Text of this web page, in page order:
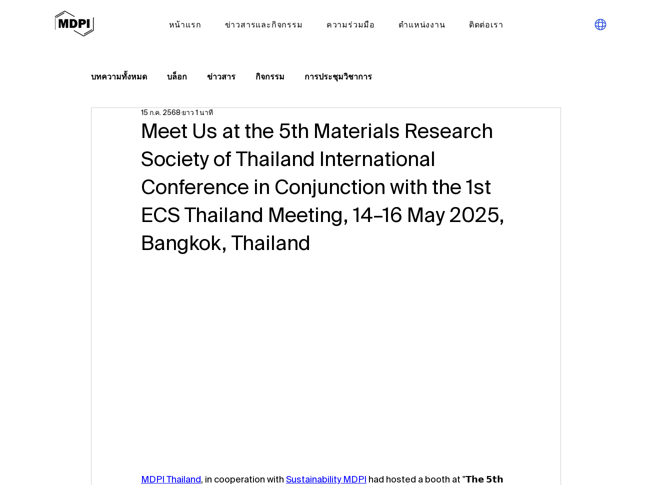
หน้าแรก ข่าวสารและกิจกรรม ความร่วมมือ ตำแหน่งงาน ติดต่อเรา
บทความทั้งหมด บล็อก ข่าวสาร กิจกรรม การประชุมวิชาการ
Meet Us at the 5th Materials Research
Society of Thailand International
Conference in Conjunction with the 1st
ECS Thailand Meeting, 14–16 May 2025,
Bangkok, Thailand
15 ก.ค. 2568 ยาว 1 นาที
MDPI Thailand, in cooperation with Sustainability MDPI
had hosted a booth at "𝗧𝗵𝗲 𝟱𝘁𝗵